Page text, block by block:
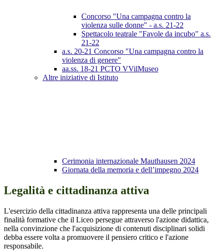
Concorso "Una campagna contro la
violenza sulle donne" - a.s. 21-22
Spettacolo teatrale "Favole da incubo" a.s.
21-22
a.s. 20-21 Concorso "Una campagna contro la
violenza di genere"
aa.ss. 18-21 PCTO VVilMuseo
Altre iniziative di Istituto
Cerimonia internazionale Mauthausen 2024
Giornata della memoria e dell’impegno 2024
Legalità e cittadinanza attiva
L'esercizio della cittadinanza attiva rappresenta una delle principali
finalità formative che il Liceo persegue attraverso l'azione didattica,
nella convinzione che l'acquisizione di contenuti disciplinari solidi
debba essere volta a promuovere il pensiero critico e l'azione
responsabile.